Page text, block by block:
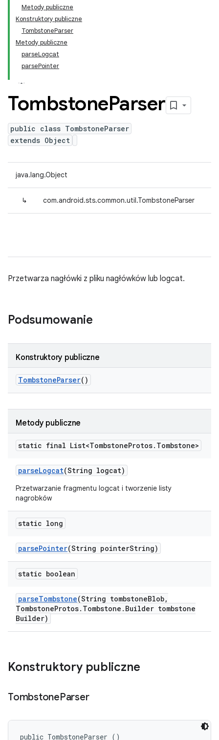
Metody publiczne
Konstruktory publiczne
TombstoneParser
Metody publiczne
parseLogcat
parsePointer
TombstoneParser
public class TombstoneParser
extends Object
java.lang.Object
↳ com.android.sts.common.util.TombstoneParser
Przetwarza nagłówki z pliku nagłówków lub logcat.
Podsumowanie
Konstruktory publiczne
TombstoneParser()
Metody publiczne
static final List<TombstoneProtos. Tombstone>
parseLogcat(String logcat)
Przetwarzanie fragmentu logcat i tworzenie listy
nagrobków
static long
parsePointer(String pointerString)
static boolean
parseTombstone(String tombstoneBlob,
TombstoneProtos. Tombstone . Builder tombstone
Builder)
Konstruktory publiczne
TombstoneParser
public TombstoneParser ()